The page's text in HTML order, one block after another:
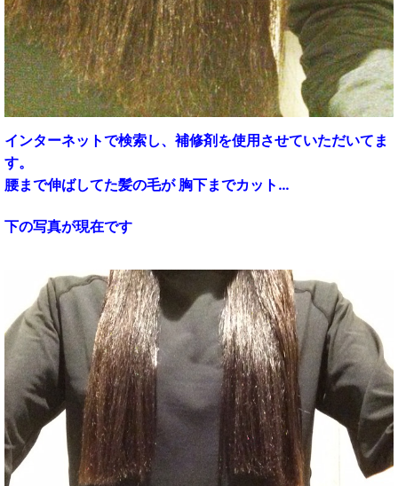
インターネットで検索し、 補修剤を使用させていただいてま
す。
腰まで伸ばしてた髪の毛が 胸下までカット…
下の写真が現在です